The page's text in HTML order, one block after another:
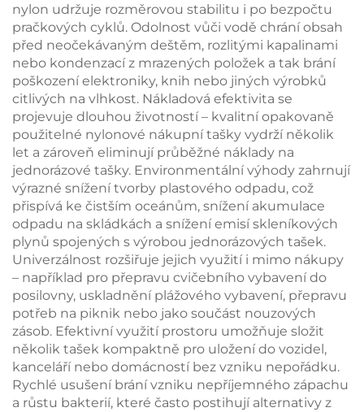
nylon udržuje rozměrovou stabilitu i po bezpočtu
pračkových cyklů. Odolnost vůči vodě chrání obsah
před neočekávaným deštěm, rozlitými kapalinami
nebo kondenzací z mrazených položek a tak brání
poškození elektroniky, knih nebo jiných výrobků
citlivých na vlhkost. Nákladová efektivita se
projevuje dlouhou životností – kvalitní opakovaně
použitelné nylonové nákupní tašky vydrží několik
let a zároveň eliminují průběžné náklady na
jednorázové tašky. Environmentální výhody zahrnují
výrazné snížení tvorby plastového odpadu, což
přispívá ke čistším oceánům, snížení akumulace
odpadu na skládkách a snížení emisí skleníkových
plynů spojených s výrobou jednorázových tašek.
Univerzálnost rozšiřuje jejich využití i mimo nákupy
– například pro přepravu cvičebního vybavení do
posilovny, uskladnění plážového vybavení, přepravu
potřeb na piknik nebo jako součást nouzových
zásob. Efektivní využití prostoru umožňuje složit
několik tašek kompaktně pro uložení do vozidel,
kanceláří nebo domácností bez vzniku nepořádku.
Rychlé usušení brání vzniku nepříjemného zápachu
a růstu bakterií, které často postihují alternativy z